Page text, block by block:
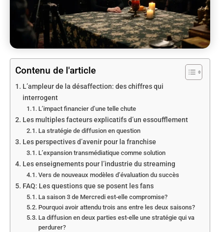
Contenu de l'article
L’ampleur de la désaffection: des chiffres qui
interrogent
L’impact financier d’une telle chute
Les multiples facteurs explicatifs d’un essoufflement
La stratégie de diffusion en question
Les perspectives d’avenir pour la franchise
L’expansion transmédiatique comme solution
Les enseignements pour l’industrie du streaming
Vers de nouveaux modèles d’évaluation du succès
FAQ: Les questions que se posent les fans
La saison 3 de Mercredi est-elle compromise?
Pourquoi avoir attendu trois ans entre les deux saisons?
La diffusion en deux parties est-elle une stratégie qui va
perdurer?